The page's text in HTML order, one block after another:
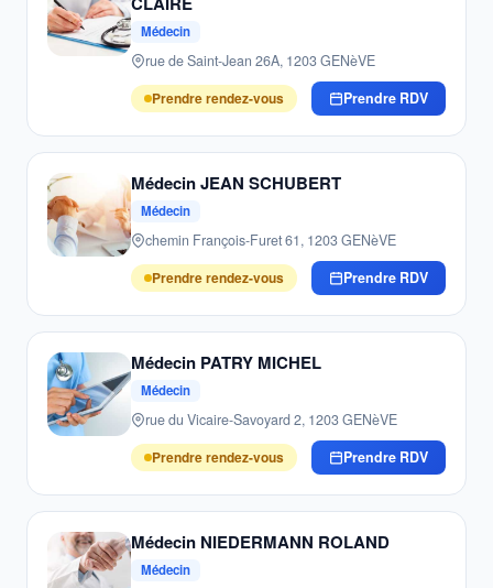
Médecin
rue de Saint-Jean 26A, 1203 GENèVE
Prendre rendez-vous
Prendre RDV
Médecin JEAN SCHUBERT
Médecin
chemin François-Furet 61, 1203 GENèVE
Prendre rendez-vous
Prendre RDV
Médecin PATRY MICHEL
Médecin
rue du Vicaire-Savoyard 2, 1203 GENèVE
Prendre rendez-vous
Prendre RDV
Médecin NIEDERMANN ROLAND
Médecin